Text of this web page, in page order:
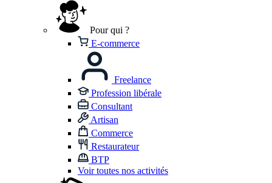
Pour qui ?
E-commerce
Freelance
Profession libérale
Consultant
Artisan
Commerce
Restaurateur
BTP
Voir toutes nos activités